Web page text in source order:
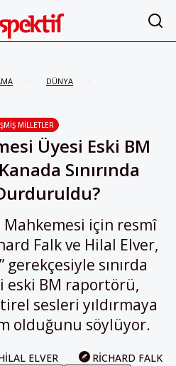
DÜNYA
MILLETLER
Üyesi Eski BM
Sınırında
Mahkemesi için resmî
Falk ve Hilal Elver,
sınırda
BM raportörü,
sesleri yıldırmaya
olduğunu söylüyor.
ELVER
RICHARD FALK